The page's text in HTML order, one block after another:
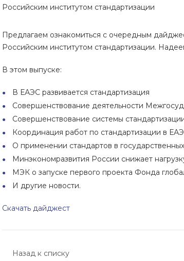
Российским институтом стандартизации
Предлагаем ознакомиться с очередным
Российским институтом стандартизации.
В этом выпуске:
В ЕАЭС развивается стандартизация
Совершенствование деятельности
Совершенствование системы
Координация работ по стандартизации в
О применении стандартов в
Минэкономразвития России снижает
МЭК о запуске первого проекта Фонда
И другие новости.
Скачать дайджест
Назад к списку